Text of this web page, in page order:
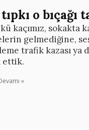
o bıçağı
kaçımız, sokakta
gelmediğine,
trafik kazası
ettik.
»